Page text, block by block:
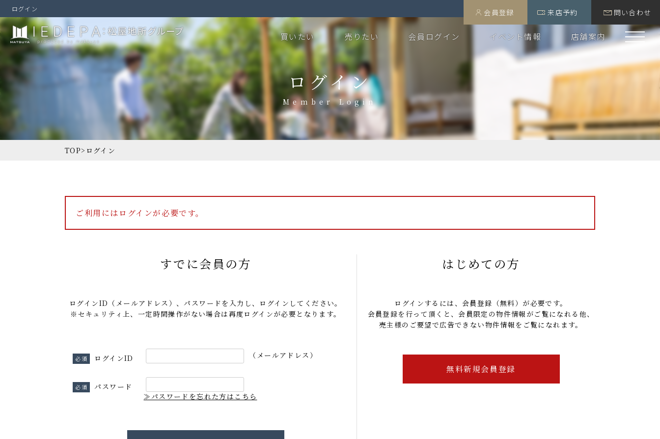
ログイン 会員登録 来店予約 問い合わせ
買いたい 売りたい 会員ログイン イベント情報 店舗案内
TOP> ログイン
ログイン
ご利用にはログインが必要です。
すでに会員の方
ログインID（メールアドレス）、パスワードを入力し、ログインしてください。
※セキュリティ上、一定時間操作がない場合は再度ログインが必要となります。
ログインID （メールアドレス）
パスワード
≫パスワードを忘れた方はこちら
はじめての方
ログインするには、 会員登録（無料） が必要です。
会員登録を行って頂くと、会員限定の物件情報がご覧になれる他、
売主様のご要望で広告できない物件情報をご覧になれます。
無料新規会員登録